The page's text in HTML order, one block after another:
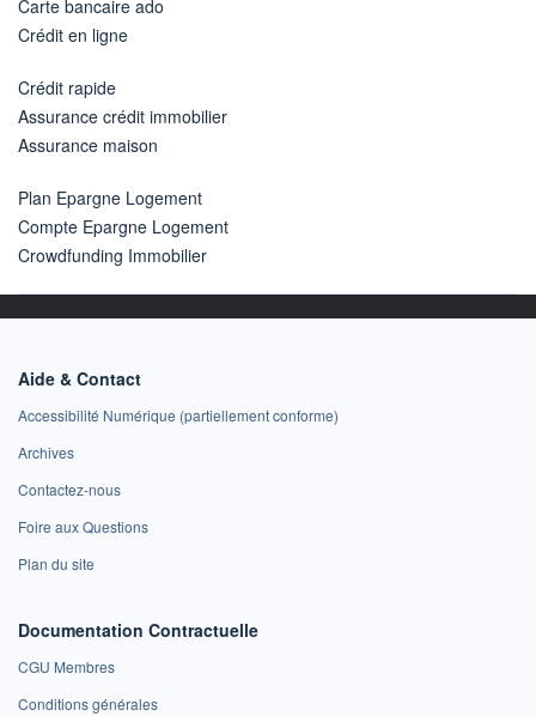
Carte bancaire ado
Crédit en ligne
Crédit rapide
Assurance crédit immobilier
Assurance maison
Plan Epargne Logement
Compte Epargne Logement
Crowdfunding Immobilier
Aide & Contact
Accessibilité Numérique (partiellement conforme)
Archives
Contactez-nous
Foire aux Questions
Plan du site
Documentation Contractuelle
CGU Membres
Conditions générales